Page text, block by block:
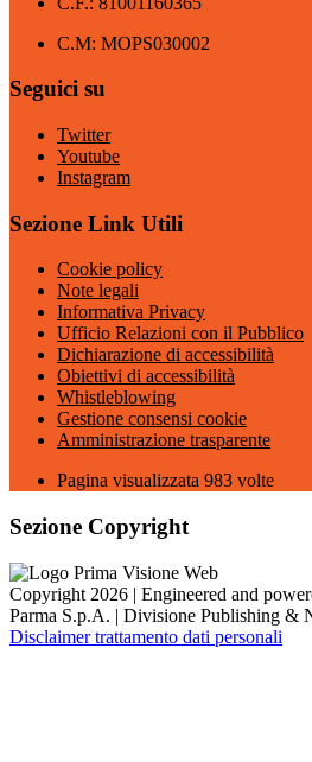
C.M: MOPS030002
Seguici su
Twitter
Youtube
Instagram
Sezione Link Utili
Cookie policy
Note legali
Informativa Privacy
Ufficio Relazioni con il Pubblico
Dichiarazione di accessibilità
Obiettivi di accessibilità
Whistleblowing
Gestione consensi cookie
Amministrazione trasparente
Pagina visualizzata 983 volte
Sezione Copyright
Copyright 2026 | Engineered and
Parma S.p.A. | Divisione Publishing &
Disclaimer trattamento dati personali